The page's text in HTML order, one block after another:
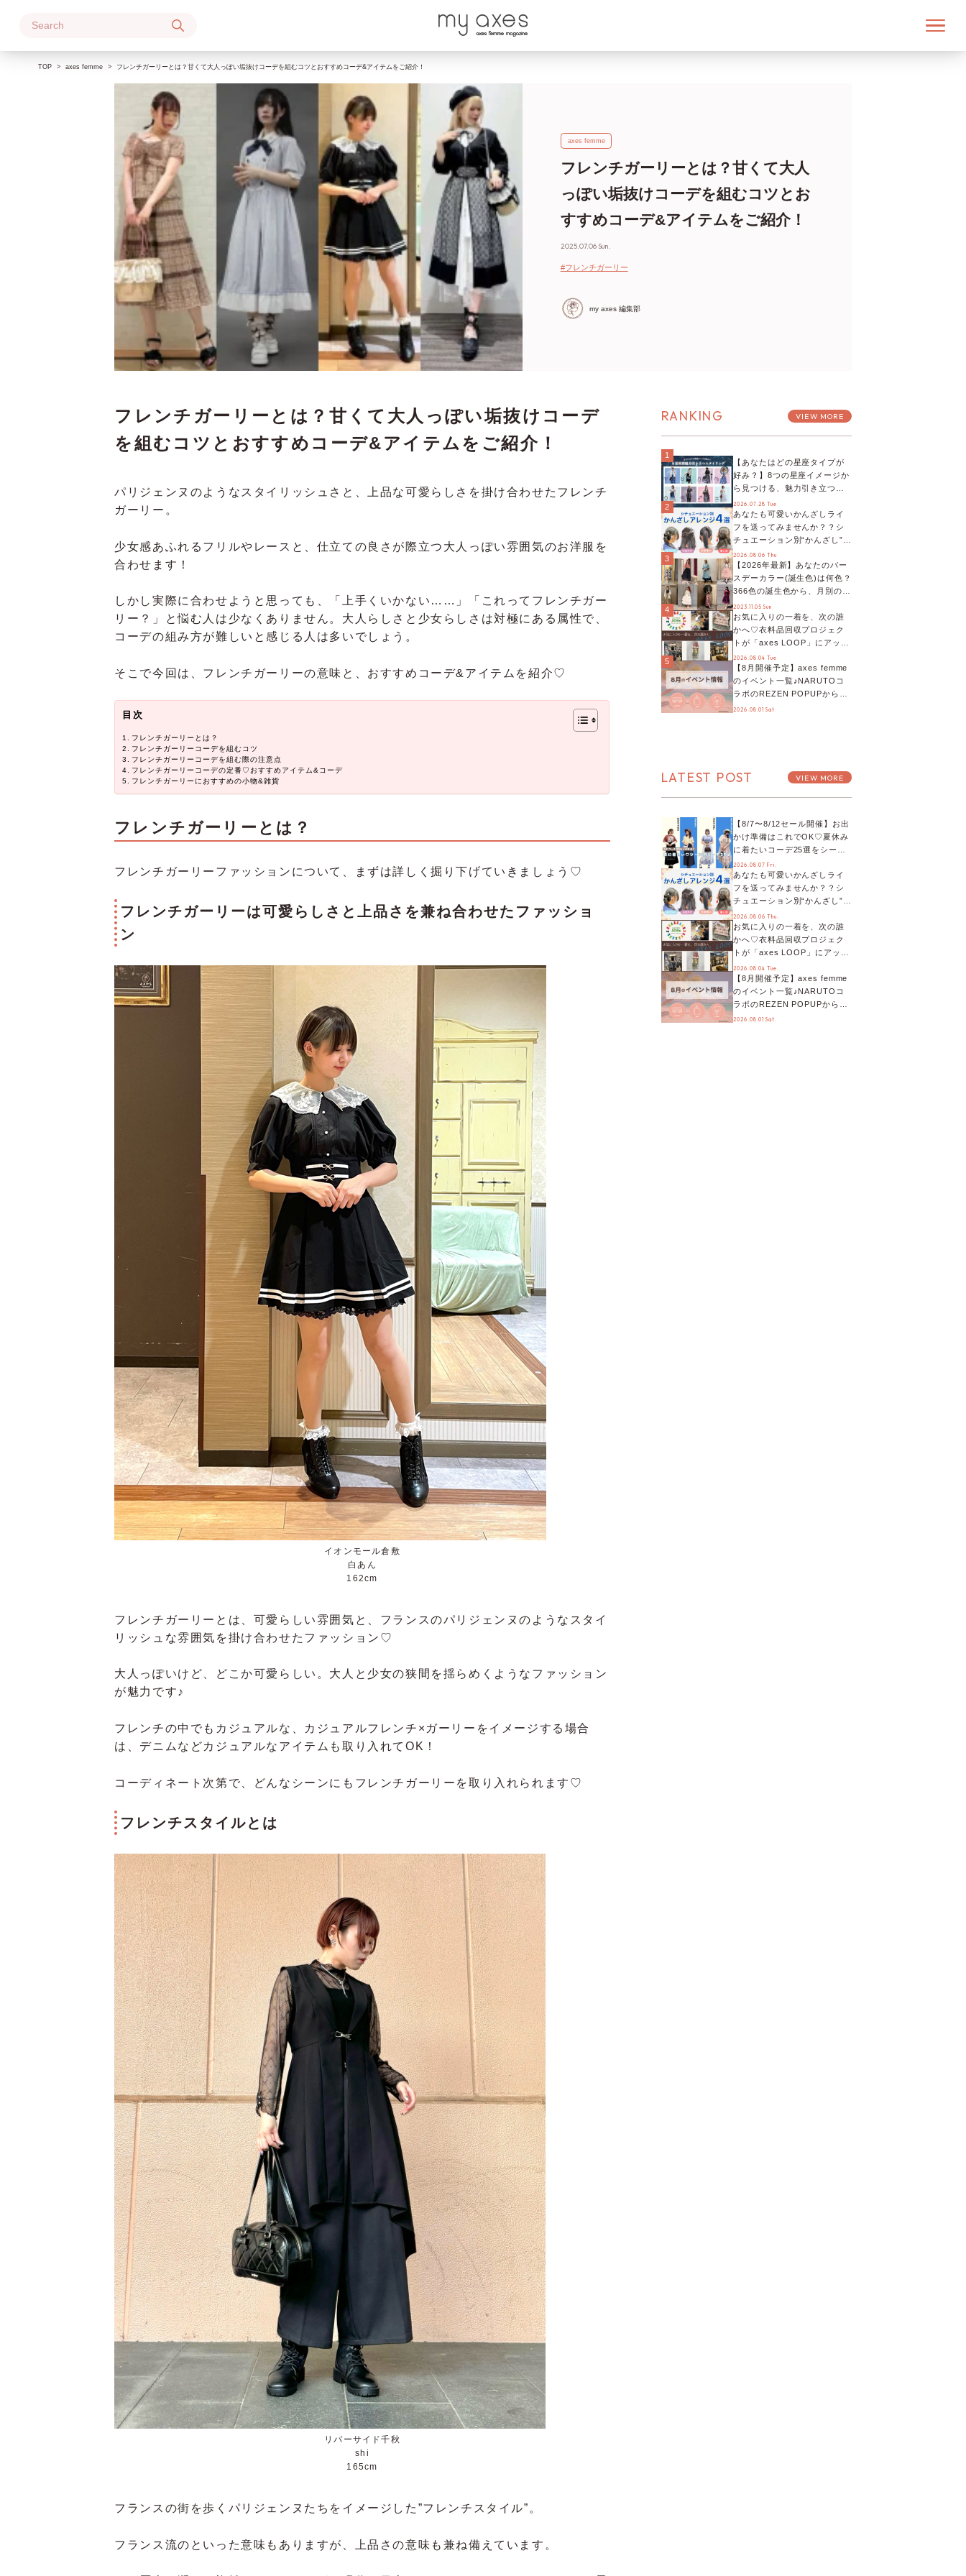
TOP axes femme フレンチガーリーとは？甘くて大人っぽい垢抜けコーデを組むコツとおすすめコーデ&アイテムをご紹介！
axes femme
フレンチガーリーとは？甘くて大人
っぽい垢抜けコーデを組むコツとお
すすめコーデ&アイテムをご紹介！
2025.07.06 Sun.
#フレンチガーリー
my axes 編集部
フレンチガーリーとは？甘くて大人っぽい垢抜けコーデ
を組むコツとおすすめコーデ&アイテムをご紹介！
パリジェンヌのようなスタイリッシュさと、上品な可愛らしさを掛け合わせたフレンチ
ガーリー。
少女感あふれるフリルやレースと、仕立ての良さが際立つ大人っぽい雰囲気のお洋服を
合わせます！
しかし実際に合わせようと思っても、「上手くいかない……」「これってフレンチガー
リー？」と悩む人は少なくありません。大人らしさと少女らしさは対極にある属性で、
コーデの組み方が難しいと感じる人は多いでしょう。
そこで今回は、フレンチガーリーの意味と、おすすめコーデ&アイテムを紹介♡
目次
フレンチガーリーとは？
フレンチガーリーコーデを組むコツ
フレンチガーリーコーデを組む際の注意点
フレンチガーリーコーデの定番♡おすすめアイテム&コーデ
フレンチガーリーにおすすめの小物&雑貨
フレンチガーリーとは？
フレンチガーリーファッションについて、まずは詳しく掘り下げていきましょう♡
フレンチガーリーは可愛らしさと上品さを兼ね合わせたファッショ
ン
イオンモール倉敷
白あん
162cm
フレンチガーリーとは、可愛らしい雰囲気と、フランスのパリジェンヌのようなスタイ
リッシュな雰囲気を掛け合わせたファッション♡
大人っぽいけど、どこか可愛らしい。大人と少女の狭間を揺らめくようなファッション
が魅力です♪
フレンチの中でもカジュアルな、カジュアルフレンチ×ガーリーをイメージする場合
は、デニムなどカジュアルなアイテムも取り入れてOK！
コーディネート次第で、どんなシーンにもフレンチガーリーを取り入れられます♡
フレンチスタイルとは
リバーサイド千秋
shi
165cm
フランスの街を歩くパリジェンヌたちをイメージした”フレンチスタイル”。
フランス流のといった意味もありますが、上品さの意味も兼ね備えています。
RANKING VIEW MORE
1
【あなたはどの星座タイプが
好み？】8つの星座イメージか
ら見つける、魅力引き立つス
タイリング♡
2026.07.28 Tue
2
あなたも可愛いかんざしライ
フを送ってみませんか？？シ
チュエーション別“かんざし”の
オススメ【ショップスタッフ
編集部】
2026.08.06 Thu
3
【2026年最新】あなたのバー
スデーカラー(誕生色)は何色？
366色の誕生色から、月別の誕
生色、バースデーカラーコー
デまでご紹介♡
2023.11.05 Sun
4
お気に入りの一着を、次の誰
かへ♡衣料品回収プロジェク
トが「axes LOOP」にアップ
デート！活用するとポイント
が手に入る◎
2026.08.04 Tue
5
【8月開催予定】axes femme
のイベント一覧♪NARUTOコ
ラボのREZEN POPUPから、
プチYour Stage.、ティーパー
2026.08.01 Sat
LATEST POST VIEW MORE
【8/7〜8/12セール開催】お出
かけ準備はこれでOK♡夏休み
に着たいコーデ25選をシーン
別に徹底解説！
2026.08.07 Fri.
あなたも可愛いかんざしライ
フを送ってみませんか？？シ
チュエーション別“かんざし”の
オススメ【ショップスタッフ
編集部】
2026.08.06 Thu.
お気に入りの一着を、次の誰
かへ♡衣料品回収プロジェク
トが「axes LOOP」にアップ
デート！活用するとポイント
が手に入る◎
2026.08.04 Tue.
【8月開催予定】axes femme
のイベント一覧♪NARUTOコ
ラボのREZEN POPUPから、
プチYour Stage.、ティーパー
2026.08.01 Sat.